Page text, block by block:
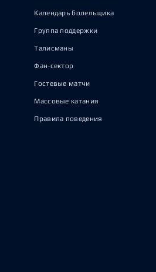
Календарь болельщика
Группа поддержки
Талисманы
Фан-сектор
Гостевые матчи
Массовые катания
Правила поведения